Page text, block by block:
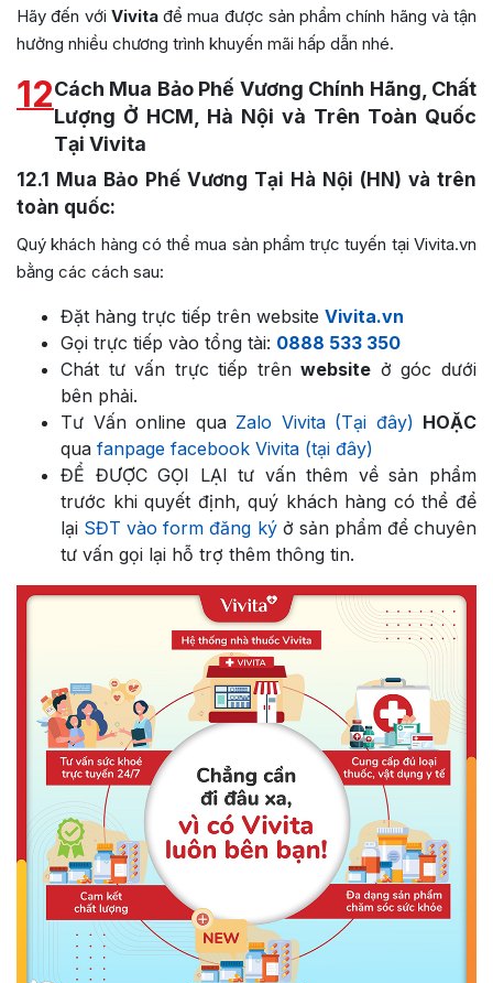
Hãy đến với Vivitađể mua được sản phẩm chính hãng và tận
hưởng nhiều chương trình khuyến mãi hấp dẫn nhé.
12Cách Mua Bảo Phế Vương Chính Hãng, Chất
Lượng Ở HCM, Hà Nội và Trên Toàn Quốc
Tại Vivita
12.1
Mua Bảo Phế Vương Tại Hà Nội (HN) và trên
toàn quốc:
Quý khách hàng có thể mua sản phẩm trực tuyến tại Vivita.vn
bằng các cách sau:
Đặt hàng trực tiếp trên website Vivita.vn
Gọi trực tiếp vào tổng tài: 0888 533 350
Chát tư vấn trực tiếp trênwebsite ở góc dưới
bên phải.
Tư Vấn online quaZalo Vivita (Tại đây) HOẶC
qua fanpage facebook Vivita (tại đây)
ĐỂ ĐƯỢC GỌI LẠI tư vấn thêm về sản phẩm
trước khi quyết định, quý khách hàng có thể để
lại SĐT vào form đăng kýở sản phẩm để chuyên
tư vấn gọi lại hỗ trợ thêm thông tin.